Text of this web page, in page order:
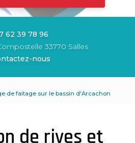
62 39 78 96
33770 Salles
nous
de faitage sur le bassin d'Arcachon
de rives et